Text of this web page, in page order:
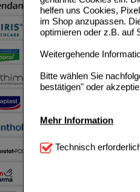
helfen uns Cookies,
im Shop anzupassen.
optimieren oder z.B. auf
Weitergehende
Bitte wählen Sie
bestätigen" oder
Mehr Information
Technisch Notwendig:
notwendig sind (z.B.
Diese
beispielsweise für die
Technisch